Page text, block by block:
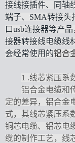
接线接插件、同轴
端子、SMA转接头
口usb连接器等产
接器转接线电缆线
会经常使用的铝合
1 .线芯紧压系
铝合金电缆和
定的差异，铝合金
式，其线芯紧压系
铜芯电缆、铝芯电
缆的制作工艺，线